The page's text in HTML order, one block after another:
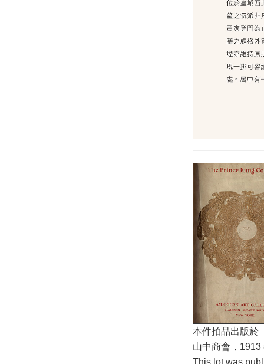
本件拍品出版於
山中商會，1913
This lot was